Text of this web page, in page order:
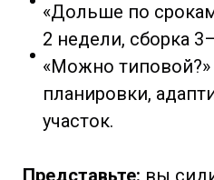
«Дольше по
2 недели, сборка
«Можно
планировки,
участок.
Представьте: вы